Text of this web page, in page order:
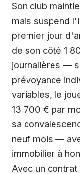
Son club
mais suspend
premier jour
de son côté 1
journalières —
prévoyance
variables, le
13 700 € par
sa
neuf mois —
immobilier à
Avec un